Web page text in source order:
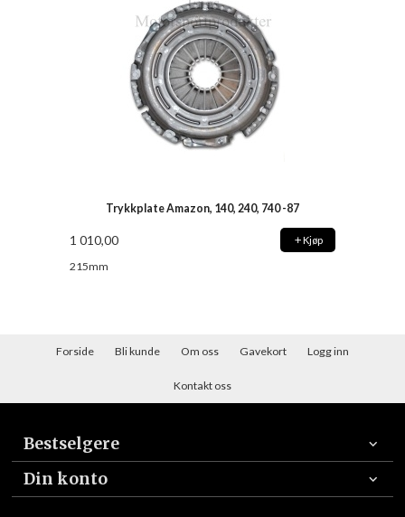
Trykkplate Amazon, 140, 240, 740 -87
1 010,00 Kjøp
215mm
Forside Bli kunde Om oss Gavekort Logg inn
Kontakt oss
Bestselgere
Din konto